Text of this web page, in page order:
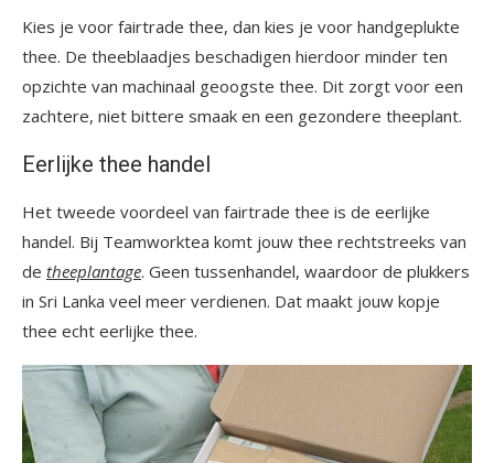
Kies je voor fairtrade thee, dan kies je voor handgeplukte
thee. De theeblaadjes beschadigen hierdoor minder ten
opzichte van machinaal geoogste thee. Dit zorgt voor een
zachtere, niet bittere smaak en een gezondere theeplant.
Eerlijke thee handel
Het tweede voordeel van fairtrade thee is de eerlijke
handel. Bij Teamworktea komt jouw thee rechtstreeks van
de theeplantage. Geen tussenhandel, waardoor de plukkers
in Sri Lanka veel meer verdienen. Dat maakt jouw kopje
thee echt eerlijke thee.